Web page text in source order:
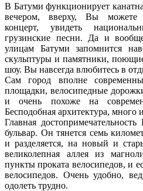
В Батуми функционирует
вечером, вверху, Вы можете
концерт, увидеть
грузинские песни. Да и
улицам Батуми запомнится
скульптуры и памятники,
шоу. Вы навсегда влюбитесь в
Сам город вполне
площадки, велосипедные
и очень похоже на
Бесподобная архитектура, много
Главная
бульвар. Он тянется семь
и разделяется, на новый и
великолепная аллея из
пункты проката велосипедов, и
велосипедов. Очень удобно,
одолеть трудно.